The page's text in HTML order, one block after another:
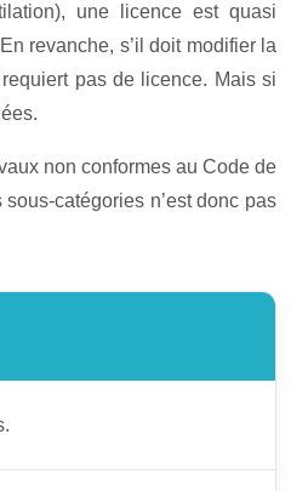
une licence est quasi
revanche, s’il doit modifier la
pas de licence. Mais si
non conformes au Code de
catégories n’est donc pas